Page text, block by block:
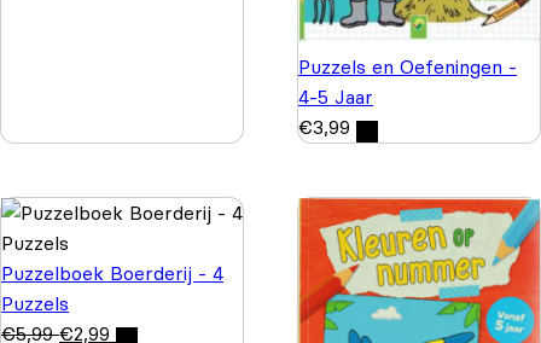
Puzzels en Oefeningen -
4-5 Jaar
€3,99
Puzzelboek Boerderij - 4
Puzzels
€5,99 €2,99